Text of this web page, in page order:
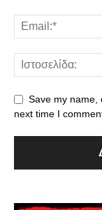
Save my name,
next time I